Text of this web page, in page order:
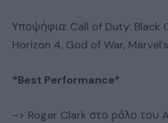
Υποψήφια: Call of Duty: Black
Horizon 4, God of War,
*Best Performance*
–> Roger Clark στο ρόλο του